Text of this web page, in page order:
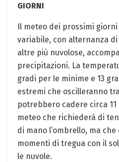
GIORNI
Il meteo dei prossimi
variabile, con alternanza
altre più nuvolose,
precipitazioni. La
gradi per le minime e 13
estremi che oscilleranno
potrebbero cadere circa 11
meteo che richiederà di
di mano l’ombrello, ma
momenti di tregua con il
le nuvole.